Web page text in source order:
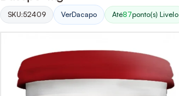
SKU:52409 VerDacapo Até87ponto(s) Livelo